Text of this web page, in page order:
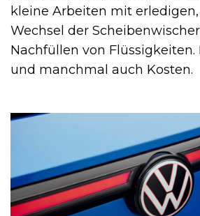
kleine Arbeiten mit
Wechsel der
Nachfüllen von Flüssigkeiten.
und manchmal auch Kosten.